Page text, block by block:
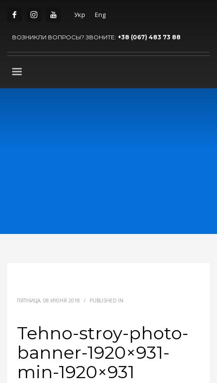
Укр Eng
ВОЗНИКЛИ ВОПРОСЫ? ЗВОНИТЕ: +38 (067) 483 73 88
ПЯТНИЦА, 08 ИЮНЯ 2018 / PUBLISHED IN
Tehno-stroy-photo-
banner-1920×931-
min-1920×931